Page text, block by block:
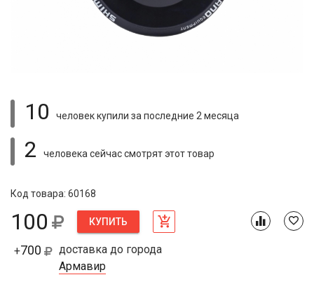
10 человек купили за последние 2 месяца
2 человека сейчас смотрятэтот товар
Код товара: 60168
100 КУПИТЬ
+700
доставка до города
Армавир